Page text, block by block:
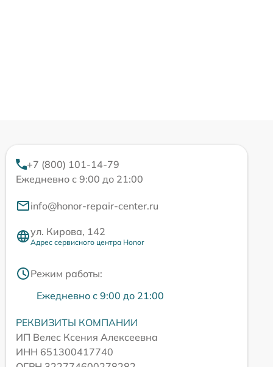
+7 (800) 101-14-79
Ежедневно с 9:00 до 21:00
info@honor-repair-center.ru
ул. Кирова, 142
Адрес сервисного центра Honor
Режим работы:
Ежедневно с 9:00 до 21:00
РЕКВИЗИТЫ КОМПАНИИ
ИП Велес Ксения Алексеевна
ИНН 651300417740